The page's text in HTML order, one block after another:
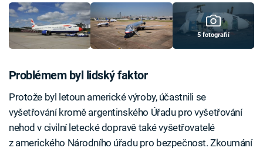
5 fotografií
Problémem byl lidský faktor
Protože byl letoun americké výroby, účastnili se
vyšetřování kromě argentinského Úřadu pro vyšetřování
nehod v civilní letecké dopravě také vyšetřovatelé
z amerického Národního úřadu pro bezpečnost. Zkoumání